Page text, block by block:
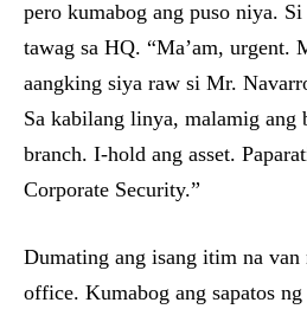
pero kumabog ang puso niya.
tawag sa HQ. “Ma’am, urgent.
aangking siya raw si Mr.
Sa kabilang linya, malamig ang
branch. I-hold ang asset.
Corporate Security.”
Dumating ang isang itim na van
office. Kumabog ang sapatos